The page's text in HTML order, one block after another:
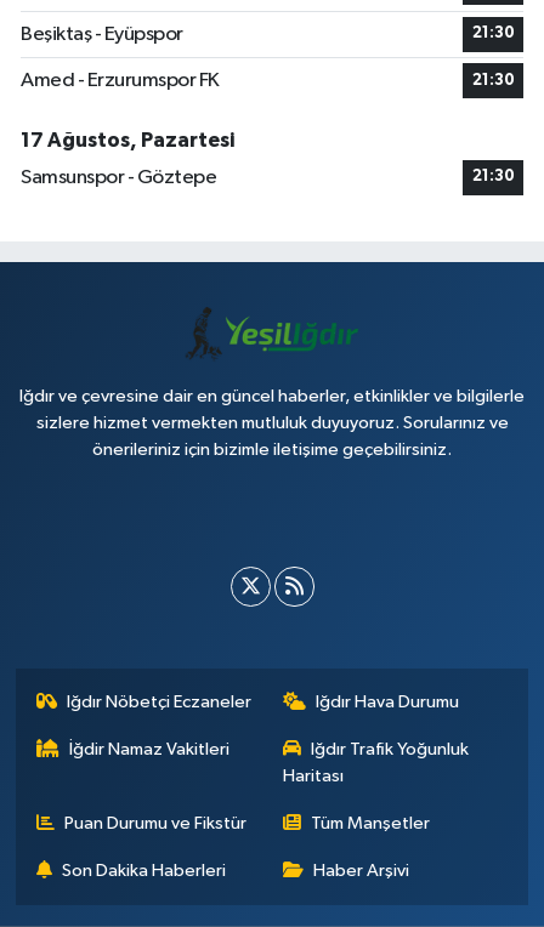
Beşiktaş - Eyüpspor 21:30
Amed - Erzurumspor FK 21:30
17 Ağustos, Pazartesi
Samsunspor - Göztepe
21:30
Iğdır ve çevresine dair en güncel haberler, etkinlikler ve bilgilerle
sizlere hizmet vermekten mutluluk duyuyoruz. Sorularınız ve
önerileriniz için bizimle iletişime geçebilirsiniz.
Iğdır Nöbetçi Eczaneler Iğdır Hava Durumu
İğdir Namaz Vakitleri
Iğdır Trafik Yoğunluk
Haritası
Puan Durumu ve Fikstür Tüm Manşetler
Son Dakika Haberleri Haber Arşivi